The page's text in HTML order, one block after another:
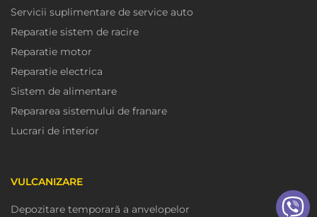
Servicii suplimentare de service auto
Reparatie sistem de racire
Reparatie motor
Reparatie electrica
Sistem de alimentare
Repararea sistemului de franare
Lucrari de interior
VULCANIZARE
Depozitare temporară a anvelopelor